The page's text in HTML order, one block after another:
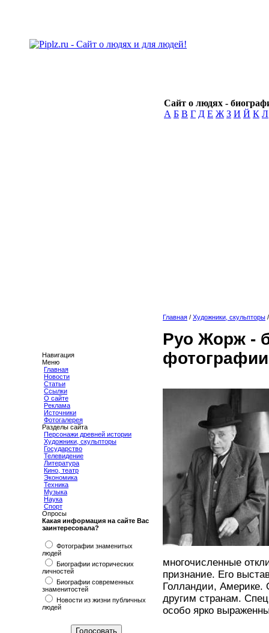
Сайт о людях -
А Б В Г Д Е Ж З И Й К Л
Навигация
Меню
Главная
Новости
Статьи
Ссылки
О сайте
Реклама
Источники
Фотогалерея
Разделы сайта
Персонажи древней истории
Художники, скульпторы
Государство
Телевидение
Литература
Кино, театр
Экономика
Техника
Музыка
Наука
Спорт
Опросы
Какая информация на сайте Вас
заинтересовала?
Фотографии знаменитых
людей
Биографии исторических
личностей
Биографии современных
знаменитостей
Новости из жизни публичных
людей
Главная / Художники, скульпторы
Руо Жорж -
многочисленные
признание. Его
Голландии, Америке.
другим странам.
особо ярко